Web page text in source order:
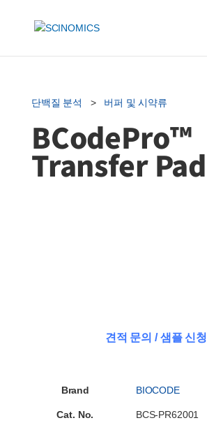
단백질 분석 > 버퍼 및 시약류
BCodePro™
Transfer Pad
견적 문의 / 샘플 신청
Brand BIOCODE
Cat. No. BCS-PR62001